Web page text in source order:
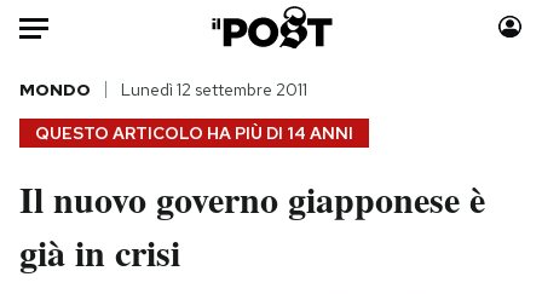
Auto
HOME
Italia
Politica
Moda
QUESTO ARTICOLO HA PIÙ DI 14 ANNI
MONDO Lunedì 12 settembre 2011
Il nuovo governo giapponese è
già in crisi